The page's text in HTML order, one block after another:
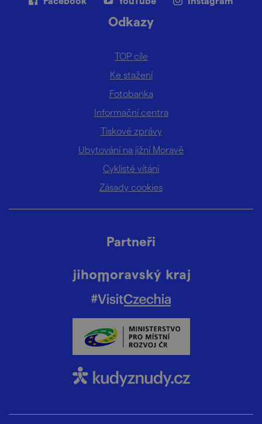
Odkazy
TOP cíle
Ke stažení
Fotobanka
Informační centra
Tiskové zprávy
Ubytování na jižní Moravě
Cyklisté vítáni
Zásady cookies
Partneři